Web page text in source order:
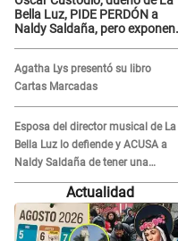
Bella Luz, PIDE PERDÓN a
Naldy Saldaña, pero exponen
grabar"
Agatha Lys presentó su libro
Cartas Marcadas
Esposa del director musical de La
Bella Luz lo defiende y ACUSA a
Naldy Saldaña de tener una
relación con él y otros integrantes
Actualidad